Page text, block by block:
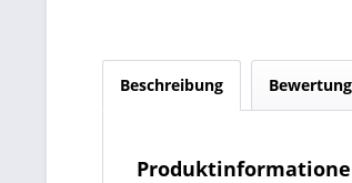
Beschreibung